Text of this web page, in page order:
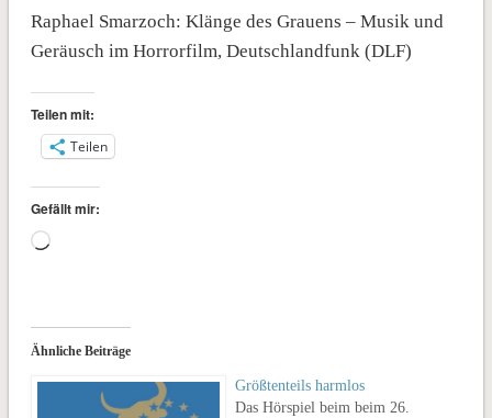
Raphael Smarzoch: Klänge des Grauens – Musik und
Geräusch im Horrorfilm, Deutschlandfunk (DLF)
Teilen mit:
Teilen
Gefällt mir:
Wird
Ähnliche Beiträge
Größtenteils harmlos
Das Hörspiel beim beim 26.